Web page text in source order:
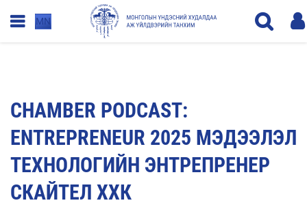
MN
CHAMBER PODCAST:
ENTREPRENEUR 2025 МЭДЭЭЛЭЛ
ТЕХНОЛОГИЙН ЭНТРЕПРЕНЕР
СКАЙТЕЛ ХХК